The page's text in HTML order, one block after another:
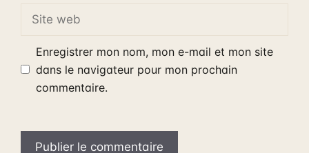
web
Enregistrer mon nom, mon e-mail et mon site
dans le navigateur pour mon prochain
commentaire.